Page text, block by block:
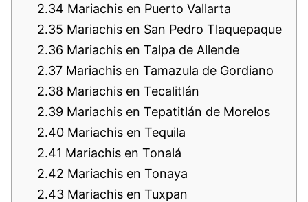
2.34 Mariachis en Puerto Vallarta
2.35 Mariachis en San Pedro Tlaquepaque
2.36 Mariachis en Talpa de Allende
2.37 Mariachis en Tamazula de Gordiano
2.38 Mariachis en Tecalitlán
2.39 Mariachis en Tepatitlán de Morelos
2.40 Mariachis en Tequila
2.41 Mariachis en Tonalá
2.42 Mariachis en Tonaya
2.43 Mariachis en Tuxpan